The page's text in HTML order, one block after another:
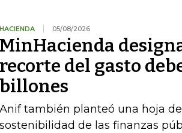
HACIENDA 05/08/2026
MinHacienda
recorte del gasto
billones
Anif también planteó una hoja
sostenibilidad de las finanzas